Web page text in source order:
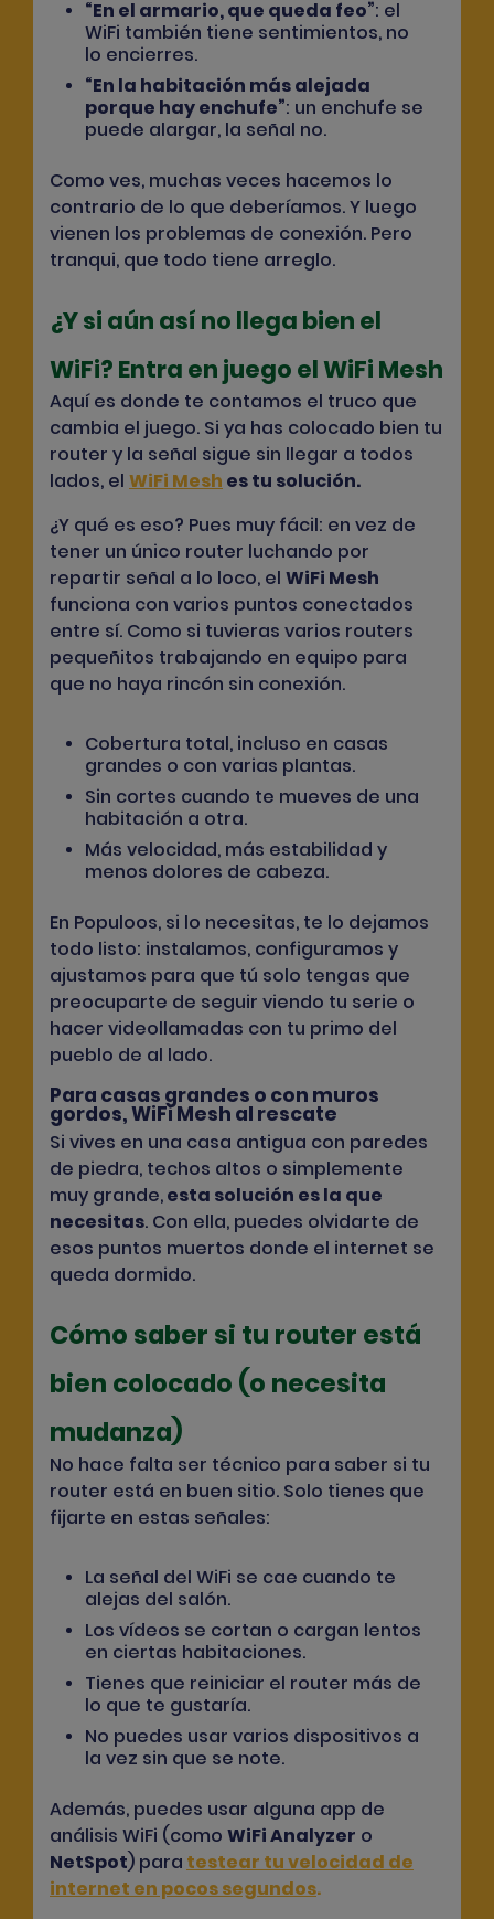
“En el armario, que queda feo”: el
WiFi también tiene sentimientos, no
lo encierres.
“En la habitación más alejada
porque hay enchufe”: un enchufe se
puede alargar, la señal no.
Como ves, muchas veces hacemos lo
contrario de lo que deberíamos. Y luego
vienen los problemas de conexión. Pero
tranqui, que todo tiene arreglo.
¿Y si aún así no llega bien el
WiFi? Entra en juego el WiFi Mesh
Aquí es donde te contamos el truco que
cambia el juego. Si ya has colocado bien tu
router y la señal sigue sin llegar a todos
lados, el WiFi Mesh es tu solución.
¿Y qué es eso? Pues muy fácil: en vez de
tener un único router luchando por
repartir señal a lo loco, el WiFi Mesh
funciona con varios puntos conectados
entre sí. Como si tuvieras varios routers
pequeñitos trabajando en equipo para
que no haya rincón sin conexión.
Cobertura total, incluso en casas
grandes o con varias plantas.
Sin cortes cuando te mueves de una
habitación a otra.
Más velocidad, más estabilidad y
menos dolores de cabeza.
En Populoos, si lo necesitas, te lo dejamos
todo listo: instalamos, configuramos y
ajustamos para que tú solo tengas que
preocuparte de seguir viendo tu serie o
hacer videollamadas con tu primo del
pueblo de al lado.
Para casas grandes o con muros
gordos, WiFi Mesh al rescate
Si vives en una casa antigua con paredes
de piedra, techos altos o simplemente
muy grande,esta solución es la que
necesitas. Con ella, puedes olvidarte de
esos puntos muertos donde el internet se
queda dormido.
Cómo saber si tu router está
bien colocado (o necesita
mudanza)
No hace falta ser técnico para saber si tu
router está en buen sitio. Solo tienes que
fijarte en estas señales:
La señal del WiFi se cae cuando te
alejas del salón.
Los vídeos se cortan o cargan lentos
en ciertas habitaciones.
Tienes que reiniciar el router más de
lo que te gustaría.
No puedes usar varios dispositivos a
la vez sin que se note.
Además, puedes usar alguna app de
análisis WiFi (como WiFi Analyzer o
NetSpot) para testear tu velocidad de
internet en pocos segundos.